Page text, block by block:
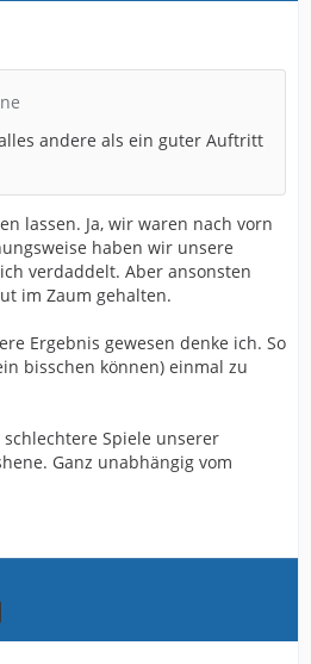
andere als ein guter Auftritt
lassen. Ja, wir waren nach vorn
haben wir unsere
verdaddelt. Aber ansonsten
im Zaum gehalten.
Ergebnis gewesen denke ich. So
bisschen können) einmal zu
Spiele unserer
Ganz unabhängig vom